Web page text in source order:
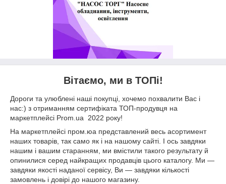
Вітаємо, ми в ТОПі!
Дороги та улюблені наші покупці, хочемо похвалити Вас і
нас:) з отриманням сертифіката ТОП-продувця на
маркетплейсі Prom.ua 2022 року!
На маркетплейсі пром.юа представлений весь асортимент
наших товарів, так само як і на нашому сайті. І ось завдяки
нашим і вашим старанням, ми вмістили такого результату й
опинилися серед найкращих продавців цього каталогу. Ми —
завдяки якості наданої сервісу, Ви — завдяки кількості
замовлень і довірі до нашого магазину.